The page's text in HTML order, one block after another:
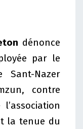
dénonce
par le
Sant-Nazer
contre
la tenue du